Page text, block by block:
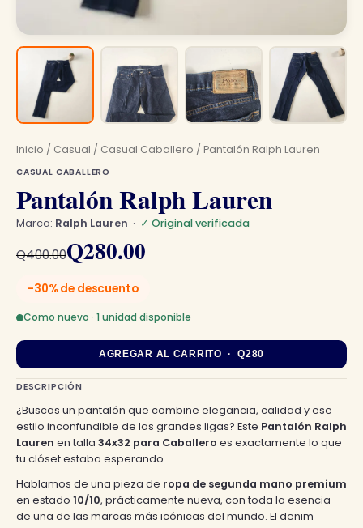
Inicio / Casual / Casual Caballero / Pantalón Ralph Lauren
CASUAL CABALLERO
Pantalón Ralph Lauren
Marca: Ralph Lauren · ✓ Original verificada
Q400.00
El
era:
Q400.00.
Q280.00
El
es:
Q280.00.
-30% de descuento
Como nuevo · 1 unidad disponible
AGREGAR AL CARRITO · Q280
DESCRIPCIÓN
¿Buscas un pantalón que combine elegancia, calidad y ese
estilo inconfundible de las grandes ligas? Este Pantalón Ralph
Lauren en talla 34x32 para Caballero es exactamente lo que
tu clóset estaba esperando.
Hablamos de una pieza de ropa de segunda mano premium
en estado 10/10, prácticamente nueva, con toda la esencia
de una de las marcas más icónicas del mundo. El denim